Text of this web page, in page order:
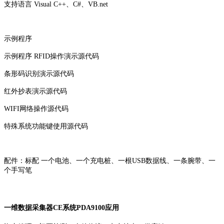
支持语言 Visual C++、C#、VB.net
示例程序
示例程序 RFID操作演示源代码
条形码识别演示源代码
红外抄表演示源代码
WIFI网络操作源代码
特殊系统功能键使用源代码
配件：标配 一个电池、一个充电桩、一根USB数据线、一条腕带、一
个手写笔
一维数据采集器CE系统PDA9100应用